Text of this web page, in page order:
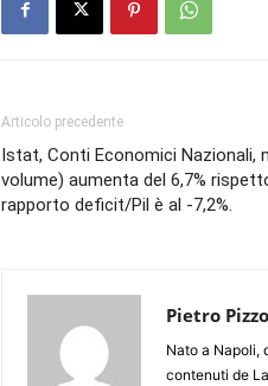
Articolo precedente
Istat, Conti Economici Nazionali,
volume) aumenta del 6,7%
rapporto deficit/Pil è al -7,2%.
Pietro
Nato a Napoli,
contenuti de